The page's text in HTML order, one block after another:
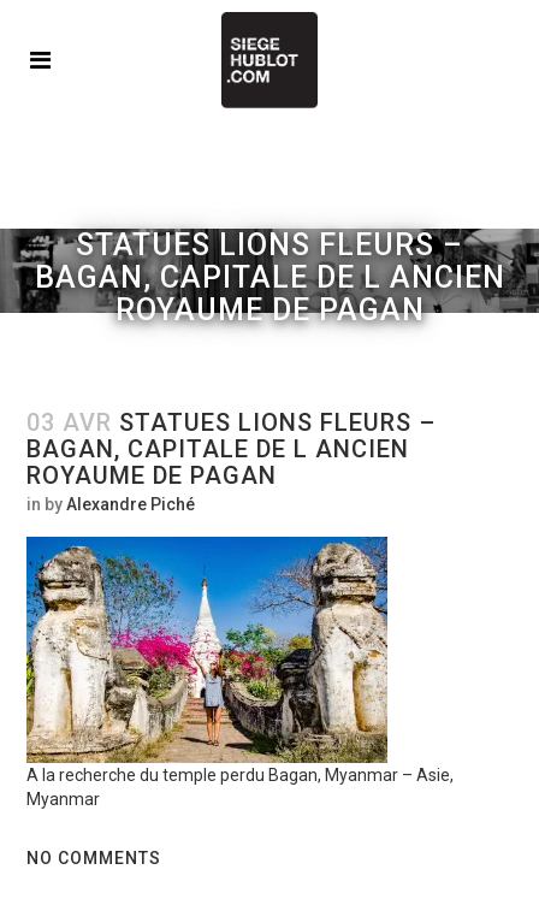
STATUES LIONS FLEURS –
BAGAN, CAPITALE DE L ANCIEN
ROYAUME DE PAGAN
03 AVR STATUES LIONS FLEURS –
BAGAN, CAPITALE DE L ANCIEN
ROYAUME DE PAGAN
in byAlexandre Piché
A la recherche du temple perdu Bagan, Myanmar – Asie,
Myanmar
NO COMMENTS